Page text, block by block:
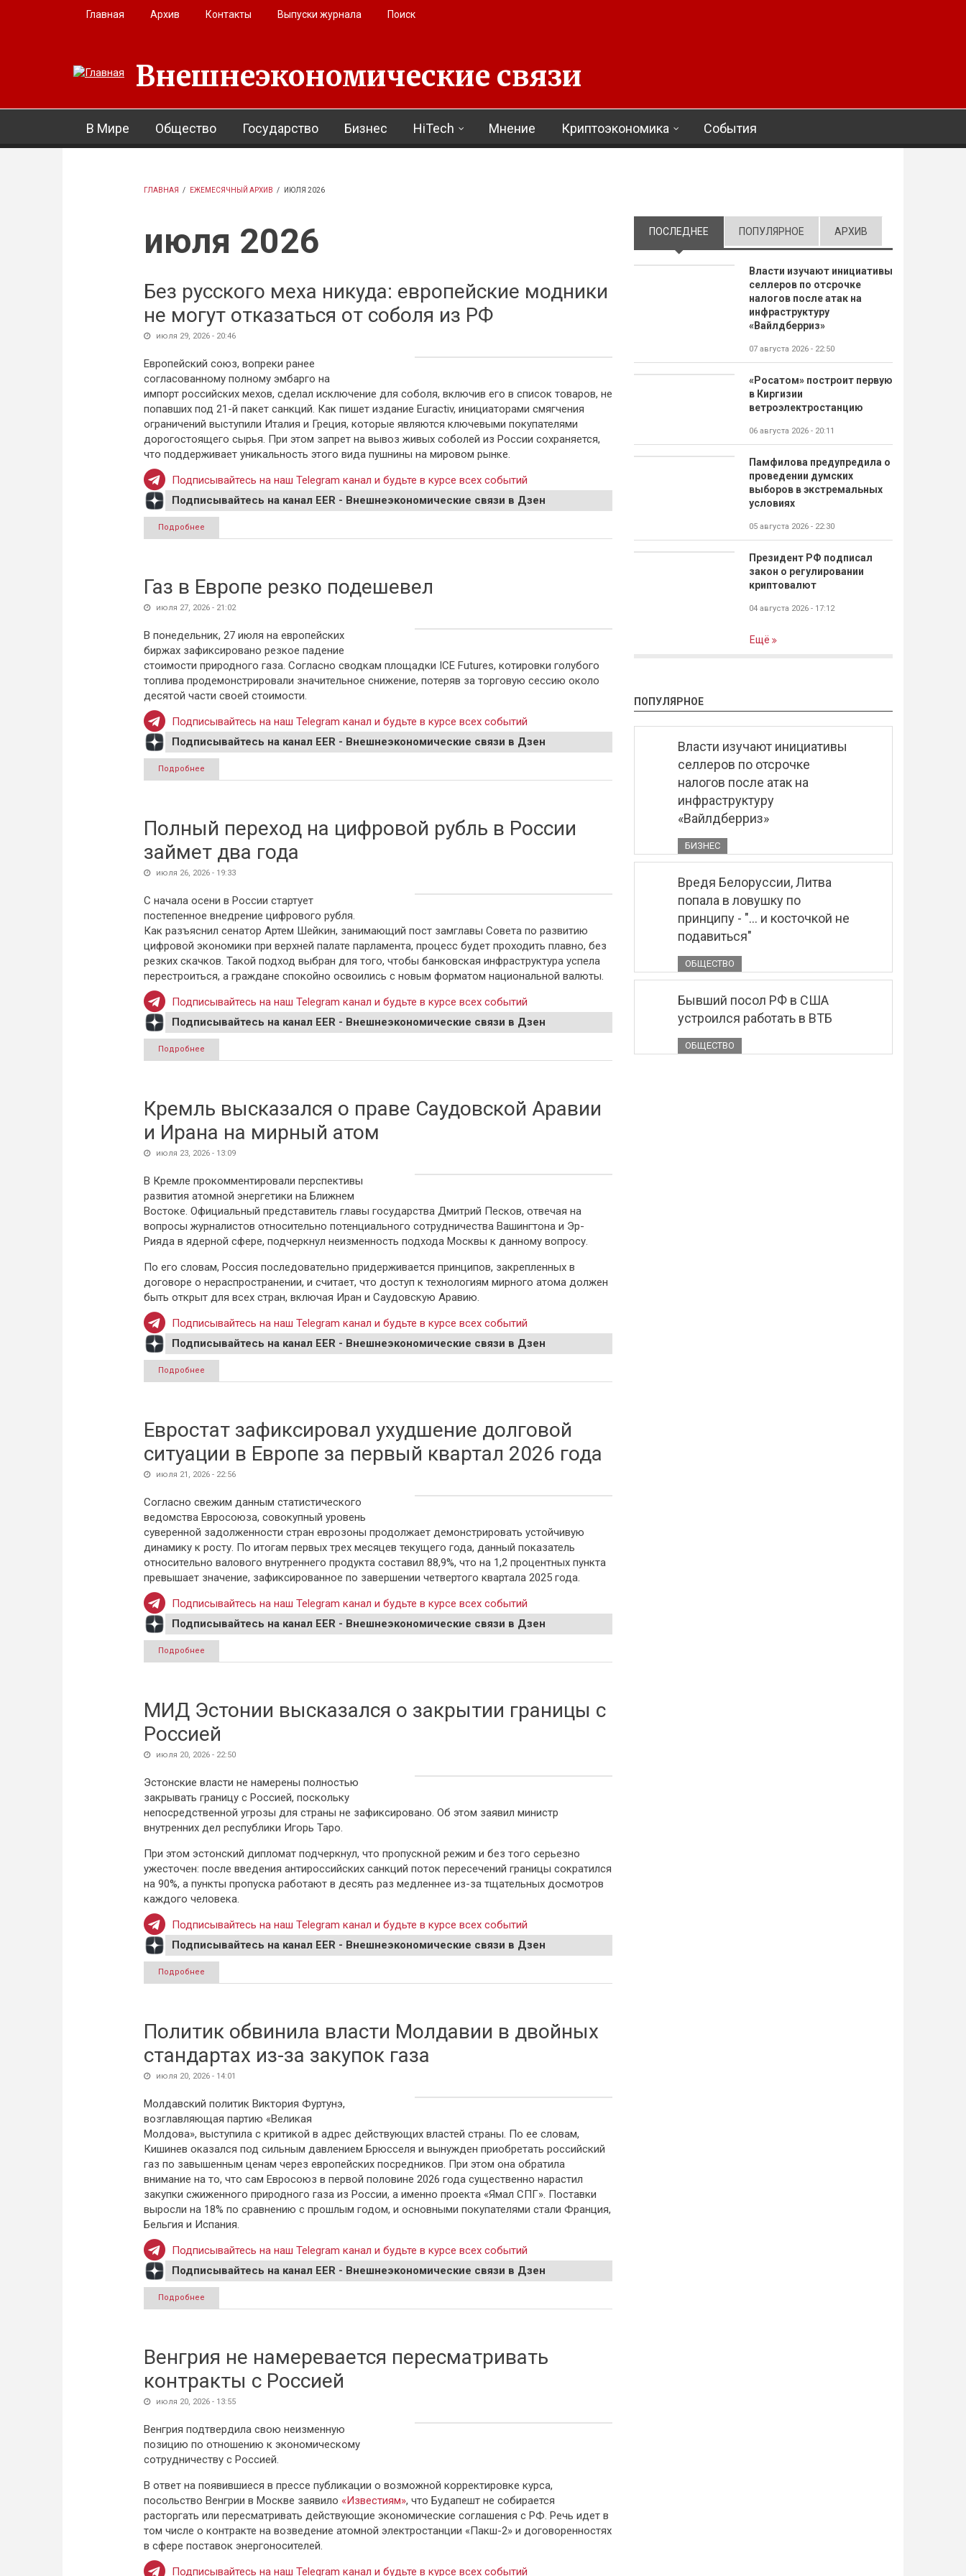
Перейти к основному содержанию
Главная Архив Контакты Выпуски журнала Поиск
Внешнеэкономические связи
В Мире Общество Государство Бизнес HiTech Мнение Криптоэкономика События
ГЛАВНАЯ / ЕЖЕМЕСЯЧНЫЙ АРХИВ / ИЮЛЯ 2026
июля 2026
Без русского меха никуда: европейские модники
не могут отказаться от соболя из РФ
июля 29, 2026 - 20:46
Европейский союз, вопреки ранее
согласованному полному эмбарго на
импорт российских мехов, сделал исключение для соболя, включив его в список товаров, не
попавших под 21-й пакет санкций. Как пишет издание Euractiv, инициаторами смягчения
ограничений выступили Италия и Греция, которые являются ключевыми покупателями
дорогостоящего сырья. При этом запрет на вывоз живых соболей из России сохраняется,
что поддерживает уникальность этого вида пушнины на мировом рынке.
Подписывайтесь на наш Telegram канал и будьте в курсе всех событий
Подписывайтесь на канал EER - Внешнеэкономические связи в Дзен
Подробнее
Газ в Европе резко подешевел
июля 27, 2026 - 21:02
В понедельник, 27 июля на европейских
биржах зафиксировано резкое падение
стоимости природного газа. Согласно сводкам площадки ICE Futures, котировки голубого
топлива продемонстрировали значительное снижение, потеряв за торговую сессию около
десятой части своей стоимости.
Подписывайтесь на наш Telegram канал и будьте в курсе всех событий
Подписывайтесь на канал EER - Внешнеэкономические связи в Дзен
Подробнее
Полный переход на цифровой рубль в России
займет два года
июля 26, 2026 - 19:33
С начала осени в России стартует
постепенное внедрение цифрового рубля.
Как разъяснил сенатор Артем Шейкин, занимающий пост замглавы Совета по развитию
цифровой экономики при верхней палате парламента, процесс будет проходить плавно, без
резких скачков. Такой подход выбран для того, чтобы банковская инфраструктура успела
перестроиться, а граждане спокойно освоились с новым форматом национальной валюты.
Подписывайтесь на наш Telegram канал и будьте в курсе всех событий
Подписывайтесь на канал EER - Внешнеэкономические связи в Дзен
Подробнее
Кремль высказался о праве Саудовской Аравии
и Ирана на мирный атом
июля 23, 2026 - 13:09
В Кремле прокомментировали перспективы
развития атомной энергетики на Ближнем
Востоке. Официальный представитель главы государства Дмитрий Песков, отвечая на
вопросы журналистов относительно потенциального сотрудничества Вашингтона и Эр-
Рияда в ядерной сфере, подчеркнул неизменность подхода Москвы к данному вопросу.
По его словам, Россия последовательно придерживается принципов, закрепленных в
договоре о нераспространении, и считает, что доступ к технологиям мирного атома должен
быть открыт для всех стран, включая Иран и Саудовскую Аравию.
Подписывайтесь на наш Telegram канал и будьте в курсе всех событий
Подписывайтесь на канал EER - Внешнеэкономические связи в Дзен
Подробнее
Евростат зафиксировал ухудшение долговой
ситуации в Европе за первый квартал 2026 года
июля 21, 2026 - 22:56
Согласно свежим данным статистического
ведомства Евросоюза, совокупный уровень
суверенной задолженности стран еврозоны продолжает демонстрировать устойчивую
динамику к росту. По итогам первых трех месяцев текущего года, данный показатель
относительно валового внутреннего продукта составил 88,9%, что на 1,2 процентных пункта
превышает значение, зафиксированное по завершении четвертого квартала 2025 года.
Подписывайтесь на наш Telegram канал и будьте в курсе всех событий
Подписывайтесь на канал EER - Внешнеэкономические связи в Дзен
Подробнее
МИД Эстонии высказался о закрытии границы с
Россией
июля 20, 2026 - 22:50
Эстонские власти не намерены полностью
закрывать границу с Россией, поскольку
непосредственной угрозы для страны не зафиксировано. Об этом заявил министр
внутренних дел республики Игорь Таро.
При этом эстонский дипломат подчеркнул, что пропускной режим и без того серьезно
ужесточен: после введения антироссийских санкций поток пересечений границы сократился
на 90%, а пункты пропуска работают в десять раз медленнее из-за тщательных досмотров
каждого человека.
Подписывайтесь на наш Telegram канал и будьте в курсе всех событий
Подписывайтесь на канал EER - Внешнеэкономические связи в Дзен
Подробнее
Политик обвинила власти Молдавии в двойных
стандартах из-за закупок газа
июля 20, 2026 - 14:01
Молдавский политик Виктория Фуртунэ,
возглавляющая партию «Великая
Молдова», выступила с критикой в адрес действующих властей страны. По ее словам,
Кишинев оказался под сильным давлением Брюсселя и вынужден приобретать российский
газ по завышенным ценам через европейских посредников. При этом она обратила
внимание на то, что сам Евросоюз в первой половине 2026 года существенно нарастил
закупки сжиженного природного газа из России, а именно проекта «Ямал СПГ». Поставки
выросли на 18% по сравнению с прошлым годом, и основными покупателями стали Франция,
Бельгия и Испания.
Подписывайтесь на наш Telegram канал и будьте в курсе всех событий
Подписывайтесь на канал EER - Внешнеэкономические связи в Дзен
Подробнее
Венгрия не намеревается пересматривать
контракты с Россией
июля 20, 2026 - 13:55
Венгрия подтвердила свою неизменную
позицию по отношению к экономическому
сотрудничеству с Россией.
В ответ на появившиеся в прессе публикации о возможной корректировке курса,
посольство Венгрии в Москве заявило «Известиям», что Будапешт не собирается
расторгать или пересматривать действующие экономические соглашения с РФ. Речь идет в
том числе о контракте на возведение атомной электростанции «Пакш-2» и договоренностях
в сфере поставок энергоносителей.
Подписывайтесь на наш Telegram канал и будьте в курсе всех событий
ПОСЛЕДНЕЕ (АКТИВНАЯ ВКЛАДКА)
ПОПУЛЯРНОЕ АРХИВ
Власти изучают инициативы
селлеров по отсрочке
налогов после атак на
инфраструктуру
«Вайлдберриз»
07 августа 2026 - 22:50
«Росатом» построит первую
в Киргизии
ветроэлектростанцию
06 августа 2026 - 20:11
Памфилова предупредила о
проведении думских
выборов в экстремальных
условиях
05 августа 2026 - 22:30
Президент РФ подписал
закон о регулировании
криптовалют
04 августа 2026 - 17:12
Ещё
ПОПУЛЯРНОЕ
Власти изучают инициативы
селлеров по отсрочке
налогов после атак на
инфраструктуру
«Вайлдберриз»
БИЗНЕС
Вредя Белоруссии, Литва
попала в ловушку по
принципу - "... и косточкой не
подавиться"
ОБЩЕСТВО
Бывший посол РФ в США
устроился работать в ВТБ
ОБЩЕСТВО